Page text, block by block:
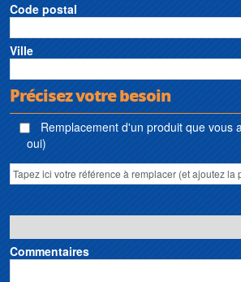
Code postal
Ville
Précisez votre besoin
Remplacement d'un produit que vous
oui)
Commentaires